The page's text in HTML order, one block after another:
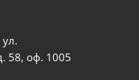
58, оф. 1005